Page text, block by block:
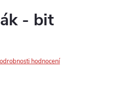
- bit
hodnocení